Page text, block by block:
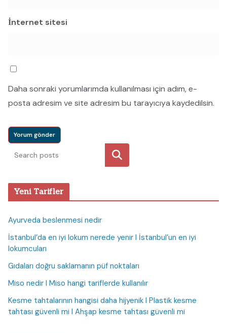
İnternet sitesi
Daha sonraki yorumlarımda kullanılması için adım, e-
posta adresim ve site adresim bu tarayıcıya kaydedilsin.
Ara
Yeni Tarifler
Ayurveda beslenmesi nedir
İstanbul’da en iyi lokum nerede yenir I İstanbul’un en iyi
lokumcuları
Gıdaları doğru saklamanın püf noktaları
Miso nedir I Miso hangi tariflerde kullanılır
Kesme tahtalarının hangisi daha hijyenik I Plastik kesme
tahtası güvenli mi I Ahşap kesme tahtası güvenli mi